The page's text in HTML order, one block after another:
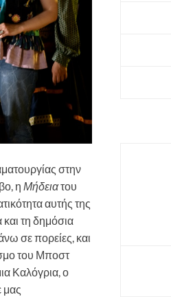
στην
η Μήδειατου
αυτής της
τη δημόσια
σε πορείες, και
του Μποστ
Καλόγρια, ο
μας